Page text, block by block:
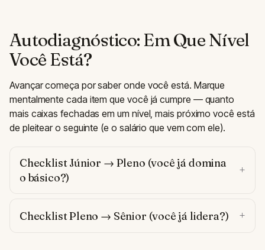
Autodiagnóstico: Em Que Nível
Você Está?
Avançar começa por saber onde você está. Marque
mentalmente cada item que você já cumpre — quanto
mais caixas fechadas em um nível, mais próximo você está
de pleitear o seguinte (e o salário que vem com ele).
Checklist Júnior → Pleno (você já domina
o básico?)
Checklist Pleno → Sênior (você já lidera?)